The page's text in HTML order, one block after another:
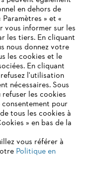
ne prenons plus
notre site ne
utilisation
de passer à
en dehors de
Paramètres » et «
vous informer sur les
les tiers. En cliquant
nous donnez votre
les cookies et le
En cliquant
l'utilisation
nécessaires. Sous
les cookies
pour
tous les cookies à
» en bas de la
vous référer à
Politique en